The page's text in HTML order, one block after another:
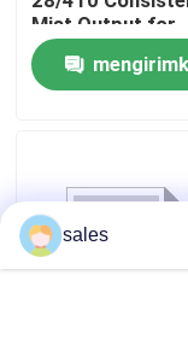
Hubungi Kami
Penyemprot
Penyemprot
Mist Output for
Household
Bottles
sales